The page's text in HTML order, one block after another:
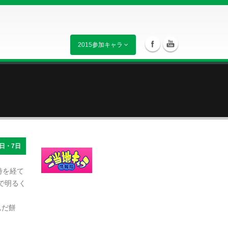
2015参加キャラ
・7日
経て
明るく
だ餅